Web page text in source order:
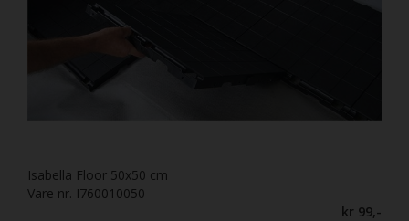
Isabella Floor 50x50 cm
Vare nr. I760010050
kr 99,-